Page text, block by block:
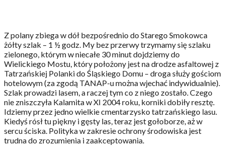
Z polany zbiega w dół bezpośrednio do Starego Smokowca
żółty szlak – 1 ½ godz. My bez przerwy trzymamy się szlaku
zielonego, którym w niecałe 30 minut dojdziemy do
Wielickiego Mostu, który położony jest na drodze asfaltowej z
Tatrzańskiej Polanki do Śląskiego Domu – droga służy gościom
hotelowym (za zgodą TANAP-u można wjechać indywidualnie).
Szlak prowadzi lasem, a raczej tym co z niego zostało. Czego
nie zniszczyła Kalamita w XI 2004 roku, korniki dobiły resztę.
Idziemy przez jedno wielkie cmentarzysko tatrzańskiego lasu.
Kiedyś rósł tu piękny i gęsty las, teraz jest gołoborze, aż w
sercu ściska. Polityka w zakresie ochrony środowiska jest
trudna do zrozumienia i zaakceptowania.